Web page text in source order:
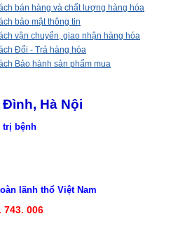
bán hàng và chất lượng hàng hóa
bảo mật thông tin
vận chuyển, giao nhận hàng hóa
Đổi - Trả hàng hóa
Bảo hành sản phẩm mua
Hà Nội
trị bệnh
thổ Việt Nam
743. 006